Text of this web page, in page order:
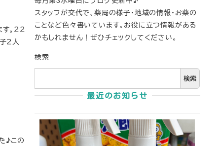
。２２
２人
♪この
スタッフが交代で、薬局の様子・地域の情報・お薬の
ことなど色々書いています。お役に立つ情報がある
かもしれません！ぜひチェックしてください。
検索
検索
最近のお知らせ